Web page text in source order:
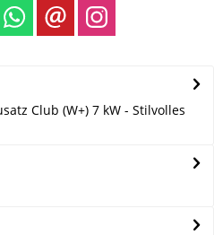
Club (W+) 7 kW - Stilvolles